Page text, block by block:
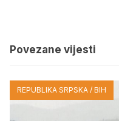
Povezane vijesti
REPUBLIKA SRPSKA / BIH